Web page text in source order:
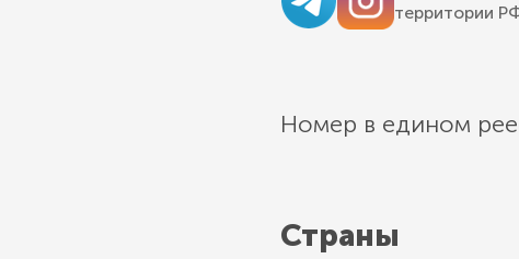
территории
Номер в едином
Страны